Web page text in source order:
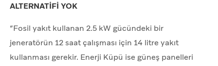
ALTERNATİFİ YOK
“Fosil yakıt kullanan 2.5 kW gücündeki bir
jeneratörün 12 saat çalışması için 14 litre yakıt
kullanması gerekir. Enerji Küpü ise güneş panelleri